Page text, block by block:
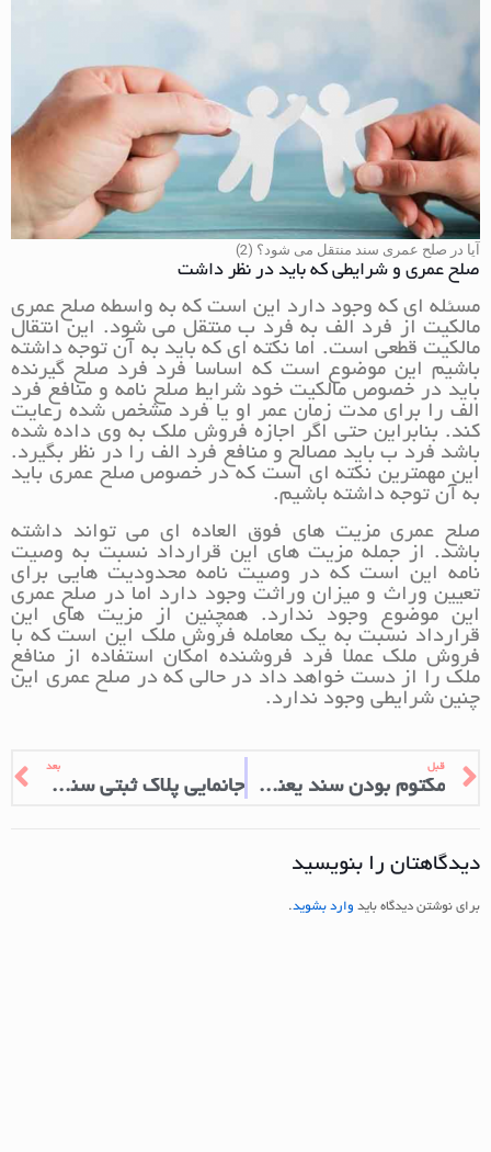
آیا در صلح عمری سند منتقل می شود؟ (2)
صلح عمری و شرایطی که باید در نظر داشت
مسئله ای که وجود دارد این است که به واسطه صلح عمری
مالکیت از فرد الف به فرد ب منتقل می شود. این انتقال
مالکیت قطعی است. اما نکته ای که باید به آن توجه داشته
باشیم این موضوع است که اساسا فرد فرد صلح گیرنده
باید در خصوص مالکیت خود شرایط صلح نامه و منافع فرد
الف را برای مدت زمان عمر او یا فرد مشخص شده رعایت
کند. بنابراین حتی اگر اجازه فروش ملک به وی داده شده
باشد فرد ب باید مصالح و منافع فرد الف را در نظر بگیرد.
این مهمترین نکته ای است که در خصوص صلح عمری باید
به آن توجه داشته باشیم.
صلح عمری مزیت های فوق العاده ای می تواند داشته
باشد. از جمله مزیت های این قرارداد نسبت به وصیت
نامه این است که در وصیت نامه محدودیت هایی برای
تعیین وراث و میزان وراثت وجود دارد اما در صلح عمری
این موضوع وجود ندارد. همچنین از مزیت های این
قرارداد نسبت به یک معامله فروش ملک این است که با
فروش ملک عملا فرد فروشنده امکان استفاده از منافع
ملک را از دست خواهد داد در حالی که در صلح عمری این
چنین شرایطی وجود ندارد.
قبل
مکتوم بودن سند یعنی چه؟
بعد
جانمایی پلاک ثبتی سند و شرایط آن
دیدگاهتان را بنویسید
برای نوشتن دیدگاه باید وارد بشوید.